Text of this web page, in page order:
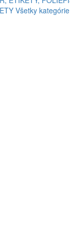
Všetky kategórie